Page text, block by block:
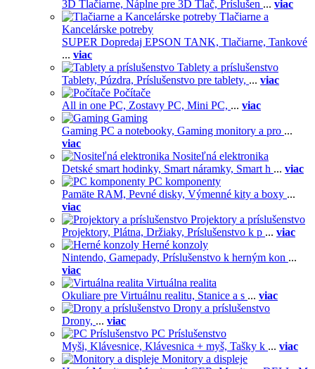
3D Tlačiarne, Náplne pre 3D Tlač, Príslušen ... viac
Tlačiarne a
Kancelárske potreby
SUPER Dopredaj EPSON TANK, Tlačiarne, Tankové
... viac
Tablety a príslušenstvo
Tablety, Púzdra, Príslušenstvo pre tablety, ... viac
Počítače
All in one PC, Zostavy PC, Mini PC, ... viac
Gaming
Gaming PC a notebooky, Gaming monitory a pro ...
viac
Nositeľná elektronika
Detské smart hodinky, Smart náramky, Smart h ... viac
PC komponenty
Pamäte RAM, Pevné disky, Výmenné kity a boxy ...
viac
Projektory a príslušenstvo
Projektory, Plátna, Držiaky, Príslušenstvo k p ... viac
Herné konzoly
Nintendo, Gamepady, Príslušenstvo k herným kon ...
viac
Virtuálna realita
Okuliare pre Virtuálnu realitu, Stanice a s ... viac
Drony a príslušenstvo
Drony, ... viac
PC Príslušenstvo
Myši, Klávesnice, Klávesnica + myš, Tašky k ... viac
Monitory a displeje